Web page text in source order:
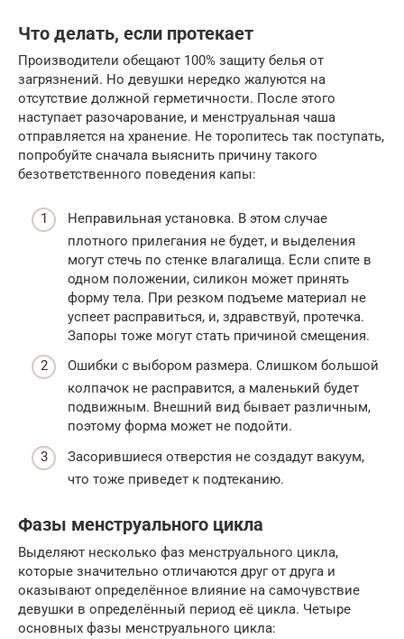
Что делать, если протекает
Производители обещают 100% защиту белья от
загрязнений. Но девушки нередко жалуются на
отсутствие должной герметичности. После этого
наступает разочарование, и менструальная чаша
отправляется на хранение. Не торопитесь так поступать,
попробуйте сначала выяснить причину такого
безответственного поведения капы:
Неправильная установка. В этом случае
плотного прилегания не будет, и выделения
могут стечь по стенке влагалища. Если спите в
одном положении, силикон может принять
форму тела. При резком подъеме материал не
успеет расправиться, и, здравствуй, протечка.
Запоры тоже могут стать причиной смещения.
Ошибки с выбором размера. Слишком большой
колпачок не расправится, а маленький будет
подвижным. Внешний вид бывает различным,
поэтому форма может не подойти.
Засорившиеся отверстия не создадут вакуум,
что тоже приведет к подтеканию.
Фазы менструального цикла
Выделяют несколько фаз менструального цикла,
которые значительно отличаются друг от друга и
оказывают определённое влияние на самочувствие
девушки в определённый период её цикла. Четыре
основных фазы менструального цикла: